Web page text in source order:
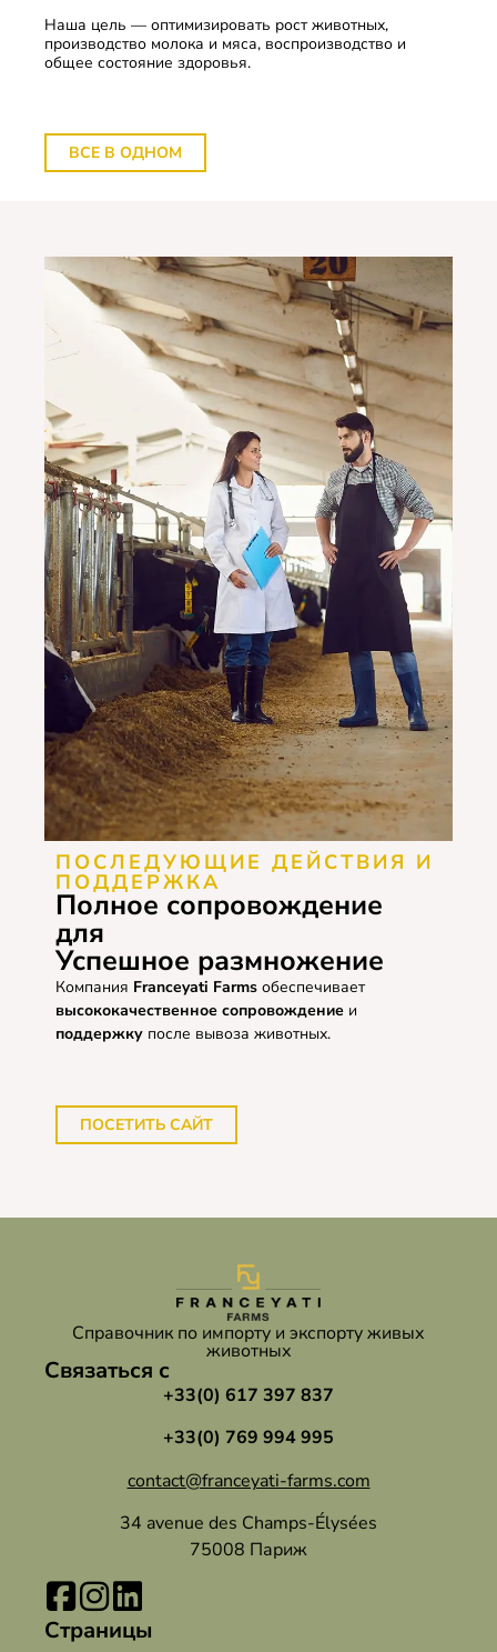
Наша цель — оптимизировать рост животных,
производство молока и мяса, воспроизводство и
общее состояние здоровья.
ВСЕ В ОДНОМ
ПОСЛЕДУЮЩИЕ ДЕЙСТВИЯ И
ПОДДЕРЖКА
Полное сопровождение
для
Успешное размножение
Компания Franceyati Farms обеспечивает
высококачественное сопровождение и
поддержку после вывоза животных.
ПОСЕТИТЬ САЙТ
Справочник по импорту и экспорту живых
животных
Связаться с
+33(0) 617 397 837
+33(0) 769 994 995
contact@franceyati-farms.com
34 avenue des Champs-Élysées
75008 Париж
Страницы